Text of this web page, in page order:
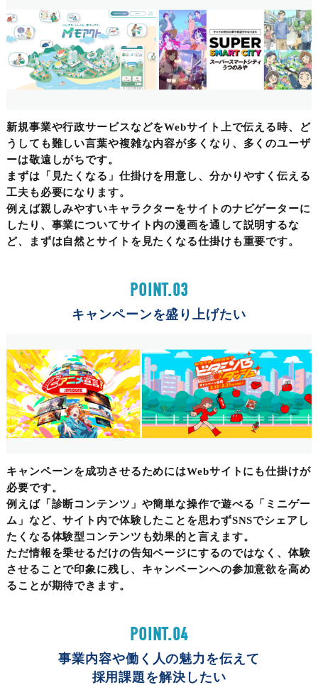
新規事業や行政サービスなどをWebサイト上で伝える時、ど
うしても難しい言葉や複雑な内容が多くなり、多くのユーザ
ーは敬遠しがちです。
まずは「見たくなる」仕掛けを用意し、分かりやすく伝える
工夫も必要になります。
例えば親しみやすいキャラクターをサイトのナビゲーターに
したり、事業についてサイト内の漫画を通して説明するな
ど、まずは自然とサイトを見たくなる仕掛けも重要です。
POINT.03
キャンペーンを盛り上げたい
キャンペーンを成功させるためにはWebサイトにも仕掛けが
必要です。
例えば「診断コンテンツ」や簡単な操作で遊べる「ミニゲー
ム」など、サイト内で体験したことを思わずSNSでシェアし
たくなる体験型コンテンツも効果的と言えます。
ただ情報を乗せるだけの告知ページにするのではなく、体験
させることで印象に残し、キャンペーンへの参加意欲を高め
ることが期待できます。
POINT.04
事業内容や働く人の魅力を伝えて
採用課題を解決したい